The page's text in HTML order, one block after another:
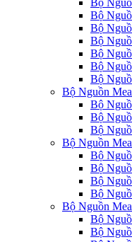
Bộ
Bộ
Bộ
Bộ
Bộ
Bộ
Bộ Nguồn
Bộ
Bộ
Bộ
Bộ Nguồn
Bộ
Bộ
Bộ
Bộ
Bộ Nguồn
Bộ
Bộ